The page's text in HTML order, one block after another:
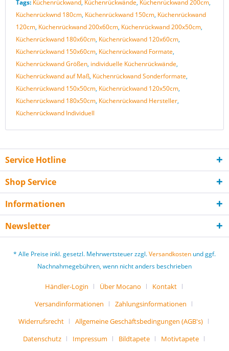
Tags: Küchenrückwand, Küchenrückwände, Küchenrückwand 200cm,
Küchenrückwnd 180cm, Küchenrückwand 150cm, Küchenrückwand
120cm, Küchenrückwand 200x60cm, Küchenrückwand 200x50cm,
Küchenrückwand 180x60cm, Küchenrückwand 120x60cm,
Küchenrückwand 150x60cm, Küchenrückwand Formate,
Küchenrückwand Größen, individuelle Küchenrückwände,
Küchenrückwand auf Maß, Küchenrückwand Sonderformate,
Küchenrückwand 150x50cm, Küchenrückwand 120x50cm,
Küchenrückwand 180x50cm, Küchenrückwand Hersteller,
Küchenrückwand Individuell
Service Hotline
Shop Service
Informationen
Newsletter
* Alle Preise inkl. gesetzl. Mehrwertsteuer zzgl.Versandkosten und ggf.
Nachnahmegebühren, wenn nicht anders beschrieben
Händler-Login Über Mocano
Kontakt
Versandinformationen
Zahlungsinformationen
Widerrufsrecht
Allgemeine Geschäftsbedingungen (AGB's)
Datenschutz
Impressum Bildtapete Motivtapete